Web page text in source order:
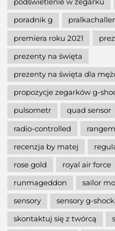
poradnik g
premiera roku 2021
prezenty na święta
prezenty na święta dla
propozycje zegarków g-
pulsometr
quad sensor
radio-controlled
recenzja by matej
rose gold
royal air force
runmageddon
sailor
sensory
sensory g-shock
skontaktuj się z twórcą